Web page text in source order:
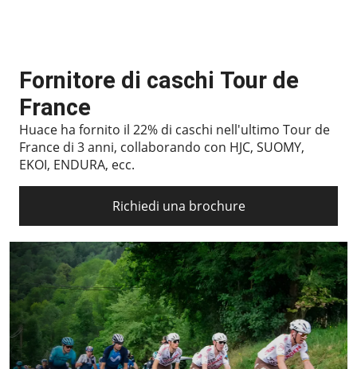
Fornitore di caschi Tour de
France
Huace ha fornito il 22% di caschi nell'ultimo Tour de
France di 3 anni, collaborando con HJC, SUOMY,
EKOI, ENDURA, ecc.
Richiedi una brochure